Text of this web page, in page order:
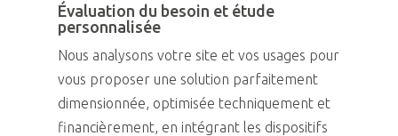
Évaluation du besoin et étude
personnalisée
Nous analysons votre site et vos usages pour
vous proposer une solution parfaitement
dimensionnée, optimisée techniquement et
financièrement, en intégrant les dispositifs